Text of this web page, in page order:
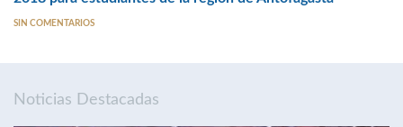
SIN COMENTARIOS
Noticias Destacadas